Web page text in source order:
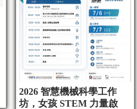
2026 智慧機械科學工作
坊，女孩 STEM 力量啟